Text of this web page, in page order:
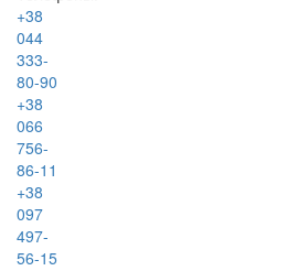
+38
044
333-
80-90
+38
066
756-
86-11
+38
097
497-
56-15